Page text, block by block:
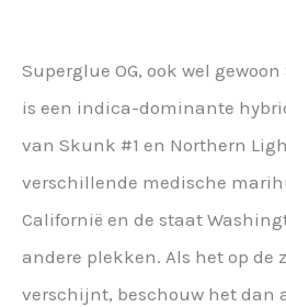
Superglue OG, ook wel
is een indica-dominante
van Skunk #1 en Northern
verschillende medische
Californië en de staat
andere plekken. Als het op de
verschijnt, beschouw het dan